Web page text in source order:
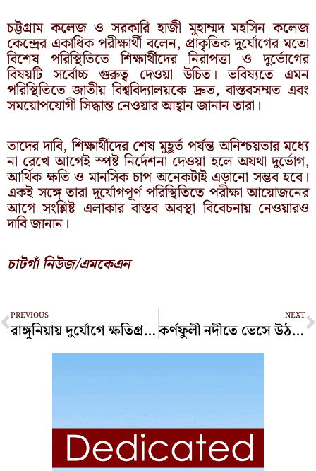
চট্টগ্রাম কলেজ ও সরকারি হাজী মুহাম্মদ মহসিন কলেজ
কেন্দ্রের একাধিক পরীক্ষার্থী বলেন, প্রাকৃতিক দুর্যোগের মতো
বিশেষ পরিস্থিতিতে শিক্ষার্থীদের নিরাপত্তা ও দুর্ভোগের
বিষয়টি সর্বোচ্চ গুরুত্ব দেওয়া উচিত। ভবিষ্যতে এমন
পরিস্থিতিতে জাতীয় বিশ্ববিদ্যালয়কে দ্রুত, বাস্তবসম্মত এবং
সময়োপযোগী সিদ্ধান্ত নেওয়ার আহ্বান জানান তারা।
তাদের দাবি, শিক্ষার্থীদের শেষ মুহূর্ত পর্যন্ত অনিশ্চয়তার মধ্যে
না রেখে আগেই স্পষ্ট নির্দেশনা দেওয়া হলে অযথা দুর্ভোগ,
আর্থিক ক্ষতি ও মানসিক চাপ অনেকটাই এড়ানো সম্ভব হবে।
একই সঙ্গে তারা দুর্যোগপূর্ণ পরিস্থিতিতে পরীক্ষা আয়োজনের
আগে সংশ্লিষ্ট এলাকার বাস্তব অবস্থা বিবেচনায় নেওয়ারও
দাবি জানান।
চাটগাঁ নিউজ/এমকেএন
Prev
PREVIOUS
রাঙ্গুনিয়ায় দুর্যোগে ক্ষতিগ্রস্তদের পাশে আল হাইথাম ওয়েল ফেয়ার ট্রাস্ট
NEXT
কর্ণফুলী নদীতে ভেসে উঠল অজ্ঞাত যুবকের মরদেহ